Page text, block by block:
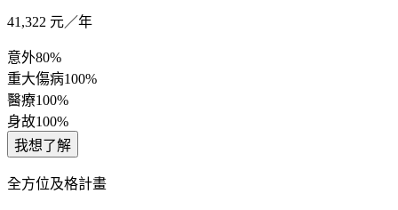
41,322 元／年
意外80%
重大傷病100%
醫療100%
身故100%
我想了解
全方位及格計畫